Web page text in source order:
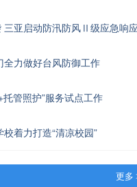
三亚启动防汛防风Ⅱ级应急响应
全力做好台风防御工作
托管照护”服务试点工作
着力打造“清凉校园”
更多